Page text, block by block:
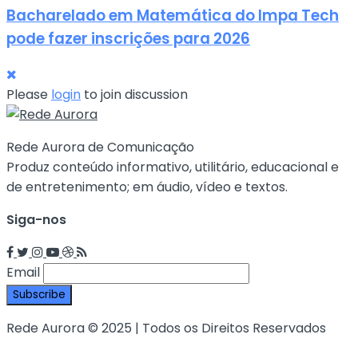
Bacharelado em Matemática do Impa Tech
pode fazer inscrições para 2026
Please login to join discussion
Rede Aurora de Comunicação
Produz conteúdo informativo, utilitário, educacional e
de entretenimento; em áudio, vídeo e textos.
Siga-nos
Email
Rede Aurora © 2025 | Todos os Direitos Reservados